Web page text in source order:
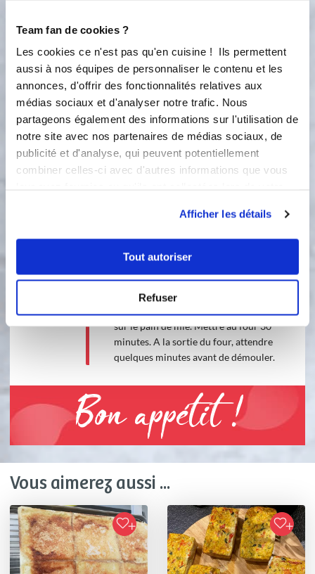
Team fan de cookies ?
Les cookies ce n'est pas qu'en cuisine ! Ils permettent
aussi à nos équipes de personnaliser le contenu et les
annonces, d'offrir des fonctionnalités relatives aux
médias sociaux et d'analyser notre trafic. Nous
partageons également des informations sur l'utilisation de
notre site avec nos partenaires de médias sociaux, de
publicité et d'analyse, qui peuvent potentiellement
combiner celles-ci avec d'autres informations que vous
Afficher les détails
Tout autoriser
Refuser
du moule. Tartiner les tranches de
des tranches de pain de mie dans le
moule face tartiner en face de vous.
Mettre par dessus la mozzarella
coupée en tranche, les tomates
séchées coupées en petits morceaux,
puis superposer par dessus les
tranches de blancs de dinde. Mettre la
seconde moitié des tranches de pain
2
Ajouter le sel et le poivre, mélanger
de nouveau avec la cuillère magique.
Verser ce mélanger sur votre croque
Monsieur, bien répartir le mélange
sur le pain de mie. Mettre au four 30
minutes. A la sortie du four, attendre
quelques minutes avant de démouler.
Bon appétit !
Vous aimerez aussi ...